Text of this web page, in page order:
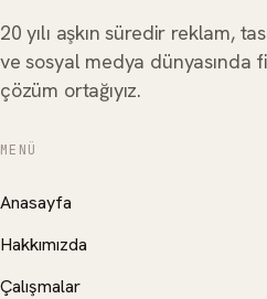
20 yılı aşkın süredir reklam,
ve sosyal medya dünyasında
çözüm ortağıyız.
MENÜ
Anasayfa
Hakkımızda
Çalışmalar